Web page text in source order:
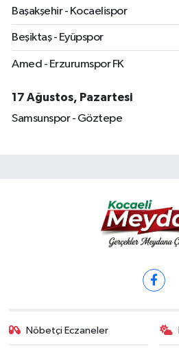
Başakşehir - Kocaelispor
Beşiktaş - Eyüpspor
Amed - Erzurumspor FK
17 Ağustos, Pazartesi
Samsunspor - Göztepe
Nöbetçi Eczaneler